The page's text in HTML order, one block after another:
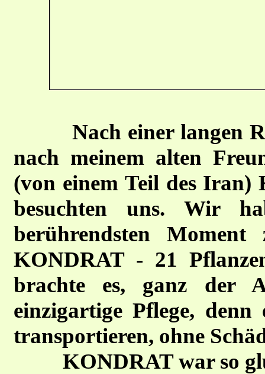
Nach einer langen
nach meinem alten
(von einem Teil des Iran)
besuchten uns. Wir
berührendsten
KONDRAT - 21
brachte es, ganz der
einzigartige Pflege,
transportieren, ohne
KONDRAT war so